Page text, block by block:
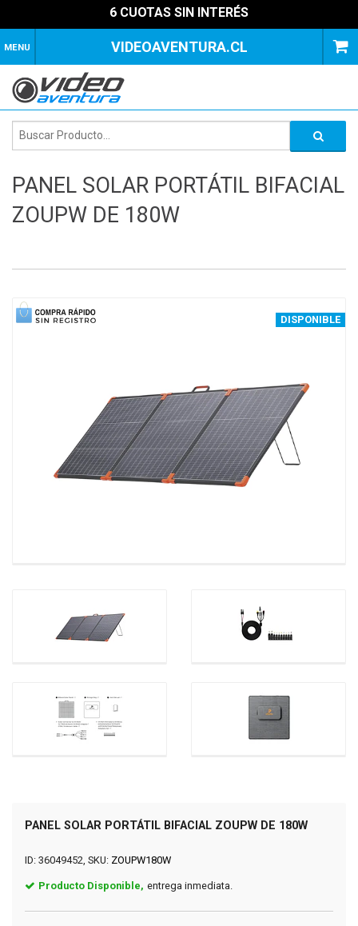
6 CUOTAS SIN INTERÉS
MENU VIDEOAVENTURA.CL
PANEL SOLAR PORTÁTIL BIFACIAL
ZOUPW DE 180W
DISPONIBLE
1 of 4
PANEL SOLAR PORTÁTIL BIFACIAL ZOUPW DE 180W
ID: 36049452, SKU: ZOUPW180W
Producto Disponible, entrega inmediata.